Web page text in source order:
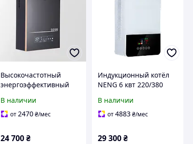
Высокочастотный
энергоэффективный
вольт с Wi-fi Tuya Smart
(до 75 кв.м)
В наличии
от 2470 ₴/мес
24 700 ₴
Индукционный котёл
NENG 6 квт 220/380
В наличии
от4883₴/мес
29 300₴